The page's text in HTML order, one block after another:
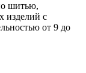
шитью,
изделий с
от 9 до